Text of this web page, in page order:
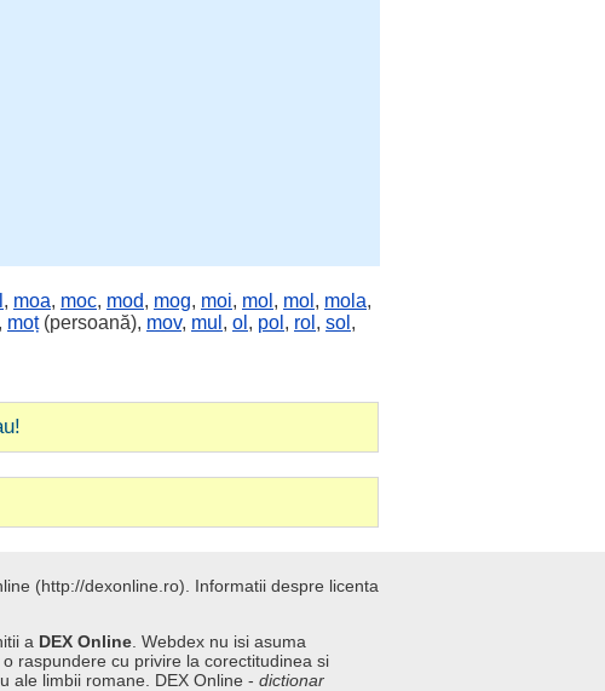
, moa, moc, mod, mog, moi, mol , mol , mola,
moț(persoană), mov, mul , ol , pol , rol , sol ,
(http://dexonline.ro). Informatii despre licenta
a DEX Online . Webdex nu isi asuma
raspundere cu privire la corectitudinea si
ale limbii romane. DEX Online - dictionar